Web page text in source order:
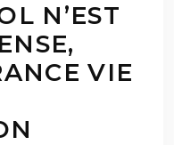
N’EST
VIE